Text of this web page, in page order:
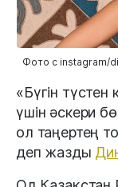
Фото с instagram/
«Бүгін түстен
үшін әскери
ол таңертең
деп жазды